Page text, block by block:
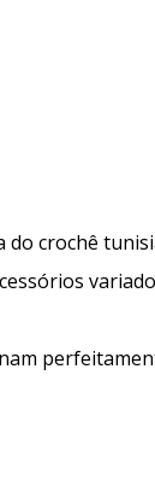
crochê